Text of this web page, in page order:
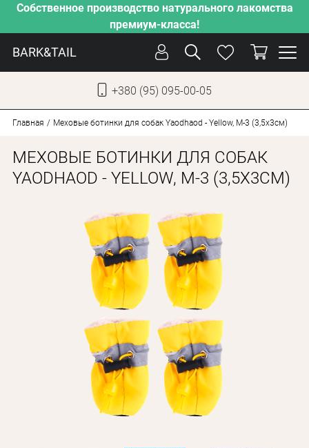
Собственное производство натурального лакомства
премиум-класса!
BARK&TAIL
+380 (95) 095-00-05
СОБАКИ
КОТЫ
НАШЕ ПРОИЗВОДСТВО
НОВИНКИ
АКЦИИ
О КОМПАНИИ
БЛОГ
Оплата и доставка
Программа лояльности
О Нас
Главная Меховые ботинки для собак Yaodhaod - Yellow, M-3 (3,5х3см)
МЕХОВЫЕ БОТИНКИ ДЛЯ СОБАК
YAODHAOD - YELLOW, M-3 (3,5Х3СМ)